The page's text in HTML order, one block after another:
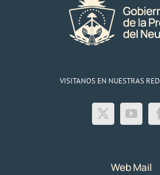
VISITANOS EN NUESTRAS
Web Mail